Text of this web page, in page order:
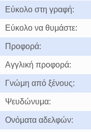
Εύκολο στη γραφή:
Εύκολο να θυμάστε:
Προφορά:
Αγγλική προφορά:
Γνώμη από ξένους:
Ψευδώνυμα:
Ονόματα αδελφών: